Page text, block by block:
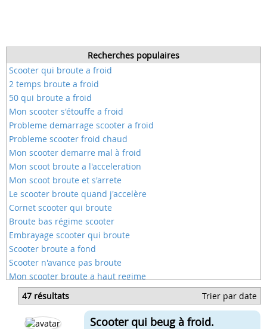
Recherches populaires
Scooter qui broute a froid
2 temps broute a froid
50 qui broute a froid
Mon scooter s'étouffe a froid
Probleme demarrage scooter a froid
Probleme scooter froid chaud
Mon scooter demarre mal à froid
Mon scoot broute a l'acceleration
Mon scoot broute et s'arrete
Le scooter broute quand j'accelère
Cornet scooter qui broute
Broute bas régime scooter
Embrayage scooter qui broute
Scooter broute a fond
Scooter n'avance pas broute
Mon scooter broute a haut regime
Mon scooter broute et n'avance plus
Moteur scooter qui broute a chaud
Scoot qui broute au démarrage
47 résultats Trier par date
Scooter qui beug à froid.